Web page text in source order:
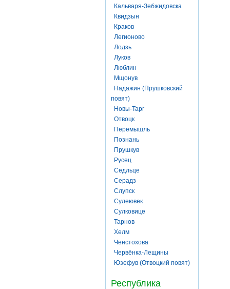
Кальваря-Зебжидовска
Квидзын
Краков
Легионово
Лодзь
Луков
Люблин
Мщонув
Надажин (Прушковский
повят)
Новы-Тарг
Отвоцк
Перемышль
Познань
Прушкув
Русец
Седльце
Серадз
Слупск
Сулеювек
Сулковице
Тарнов
Хелм
Ченстохова
Червёнка-Лещины
Юзефув (Отвоцкий повят)
Республика